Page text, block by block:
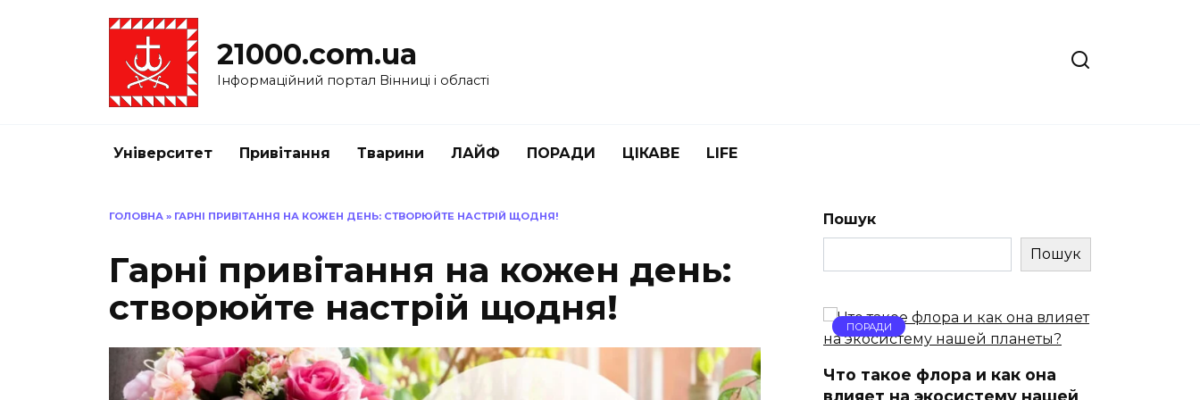
21000.com.ua
Інформаційний портал Вінниці і області
Університет Привітання Тварини ЛАЙФ ПОРАДИ ЦІКАВЕ LIFE
ГОЛОВНА » ГАРНІ ПРИВІТАННЯ НА КОЖЕН ДЕНЬ: СТВОРЮЙТЕ НАСТРІЙ ЩОДНЯ!
Гарні привітання на кожен день:
створюйте настрій щодня!
Пошук
Пошук
ПОРАДИ
Что такое флора и как она
влияет на экосистему нашей